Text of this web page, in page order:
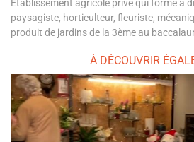
Etablissement agricole privé qui forme à
paysagiste, horticulteur, fleuriste,
produit de jardins de la 3ème au
À DÉCOUVRIR